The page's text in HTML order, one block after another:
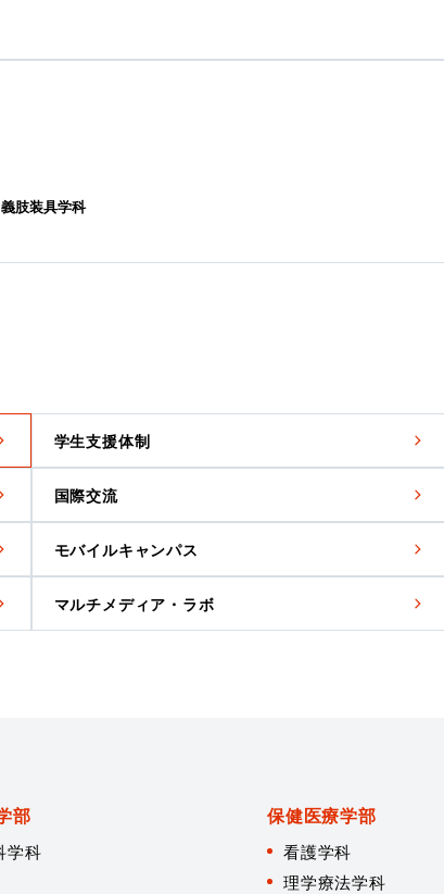
義肢装具学科
学生支援体制
国際交流
モバイルキャンパス
マルチメディア・ラボ
部
学科
保健医療学部
看護学科
理学療法学科